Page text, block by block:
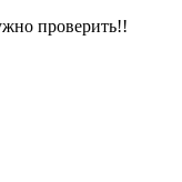
проверить!!